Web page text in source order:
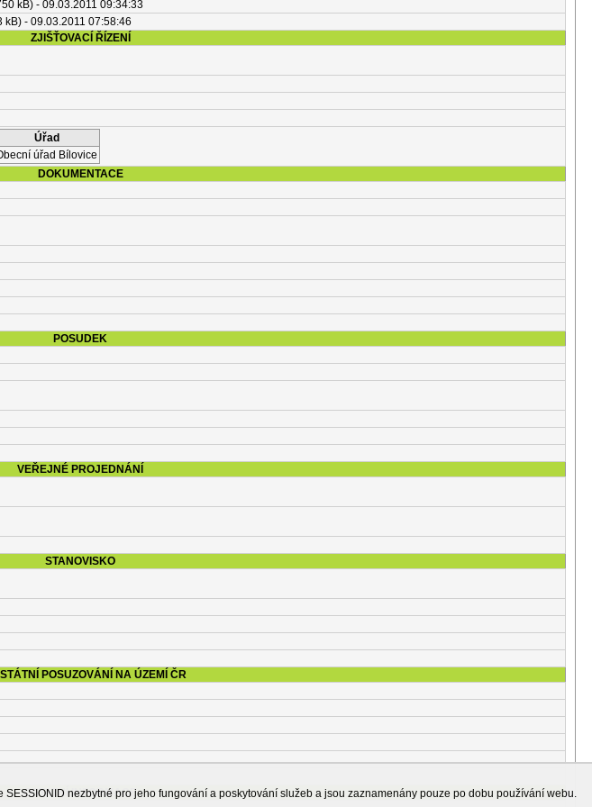
kB) - 09.03.2011 09:34:33
kB) - 09.03.2011 07:58:46
ZJIŠŤOVACÍ ŘÍZENÍ
Úřad
úřad Bílovice
DOKUMENTACE
POSUDEK
VEŘEJNÉ PROJEDNÁNÍ
STANOVISKO
POSUZOVÁNÍ NA ÚZEMÍ ČR
OSTATNÍ INFORMACE
nezbytné pro jeho fungování a poskytování služeb a jsou zaznamenány pouze po dobu používání webu.